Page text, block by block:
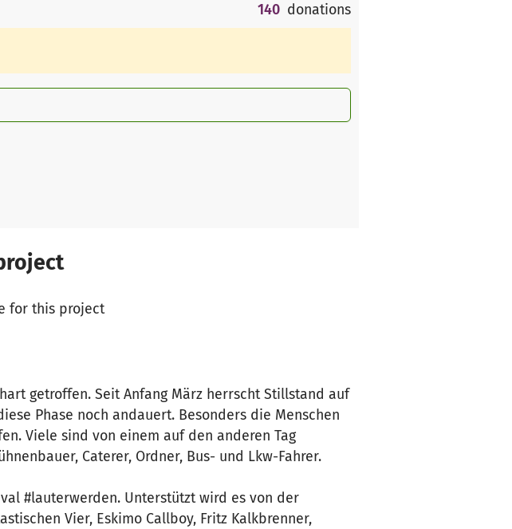
140 donations
for this project
getroffen. Seit Anfang März herrscht Stillstand auf
Phase noch andauert. Besonders die Menschen
Viele sind von einem auf den anderen Tag
Caterer, Ordner, Bus- und Lkw-Fahrer.
#lauterwerden. Unterstützt wird es von der
Vier, Eskimo Callboy, Fritz Kalkbrenner,